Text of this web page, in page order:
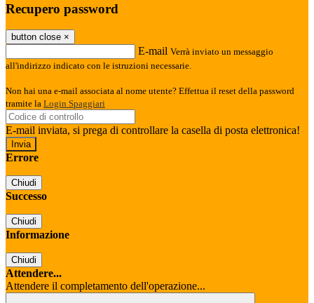
Recupero password
button close ×
E-mail Verrà inviato un messaggio
all'indirizzo indicato con le istruzioni necessarie.
Non hai una e-mail associata al nome utente? Effettua il reset della password
tramite la Login Spaggiari
E-mail inviata, si prega di controllare la casella di posta elettronica!
Errore
Chiudi
Successo
Chiudi
Informazione
Chiudi
Attendere...
Attendere il completamento dell'operazione...